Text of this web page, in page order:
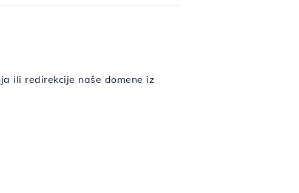
ili redirekcije naše domene iz